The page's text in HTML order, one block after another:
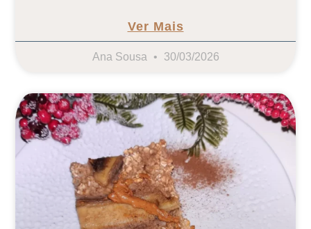
Ver Mais
Ana Sousa 30/03/2026